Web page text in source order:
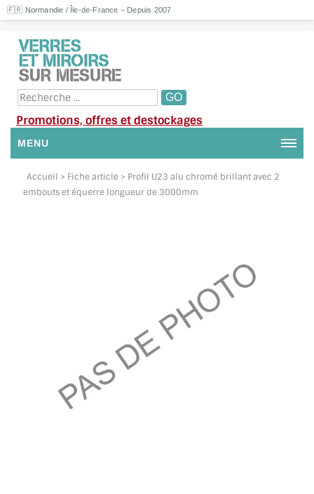
🇫🇷 Normandie / Île-de-France – Depuis 2007
Promotions, offres et destockages
MENU
NOUS CONTACTER
TOUS LES TARIFS AU M2
GUIDE : CHOIX PAR UTILISATION
INSPIRATIONS ET NOUVEAUTÉS
Accueil > Fiche article > Profil U23 alu chromé brillant avec 2
embouts et équerre longueur de 3000mm